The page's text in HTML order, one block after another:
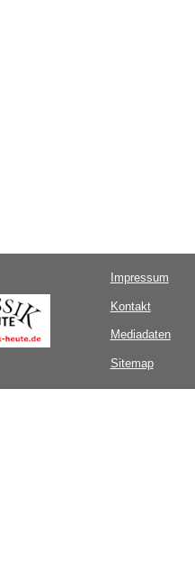
Impressum
Kontakt
Mediadaten
Sitemap